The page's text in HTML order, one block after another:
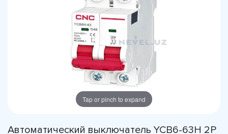
Tap or pinch to expand
Автоматический выключатель YCB6-63H 2P